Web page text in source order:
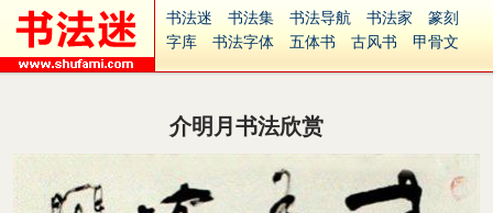
书法迷 书法集 书法导航 书法家
篆刻
字库
书法字体 五体书 古风书
甲骨文
集字
字形 大字 篆刻之家
古籍
中医 象棋 游戏
字体下载
免费字体 中文字体
英文字体
介明月书法欣赏